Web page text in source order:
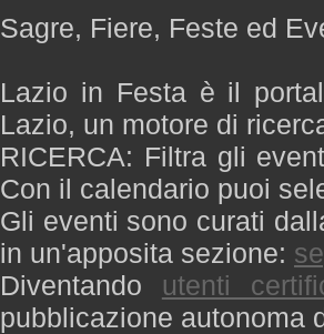
Sagre, Fiere, Feste ed
Lazio in Festa è il
Lazio, un motore di
RICERCA: Filtra gli
Con il calendario puoi
Gli eventi sono curati
in un'apposita sezione:
Diventando utenti
pubblicazione autonoma